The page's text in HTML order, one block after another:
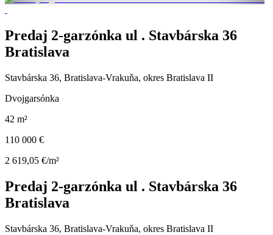
Predaj 2-garzónka ul . Stavbárska 36
Bratislava
Stavbárska 36, Bratislava-Vrakuňa, okres Bratislava II
Dvojgarsónka
42 m²
110 000 €
2 619,05 €/m²
Predaj 2-garzónka ul . Stavbárska 36
Bratislava
Stavbárska 36, Bratislava-Vrakuňa, okres Bratislava II